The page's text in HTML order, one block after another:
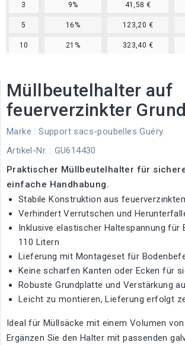
3 9% 41,58 €
5 16% 123,20 €
10 21% 323,40 €
Müllbeutelhalter auf
feuerverzinkter
Marke : Support sacs-poubelles Guéry
Artikel-Nr. : GU614430
Praktischer Müllbeutelhalter für
einfache Handhabung.
Stabile Konstruktion aus
Verhindert Verrutschen und
Inklusive elastischer Haltespannung für
110 Litern
Lieferung mit Montageset für
Keine scharfen Kanten oder Ecken für
Robuste Grundplatte und Verstärkung
Leicht zu montieren, Lieferung erfolgt
Ideal für Müllsäcke mit einem Volumen
Ergänzen Sie den Halter mit passenden